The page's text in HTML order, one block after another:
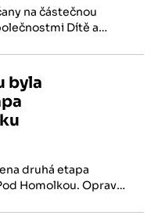
na částečnou
Dítě a
byla
druhá etapa
Homolkou. Opravy